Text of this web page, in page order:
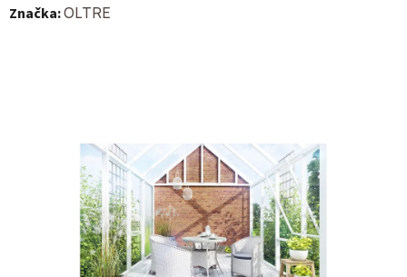
Značka:OLTRE